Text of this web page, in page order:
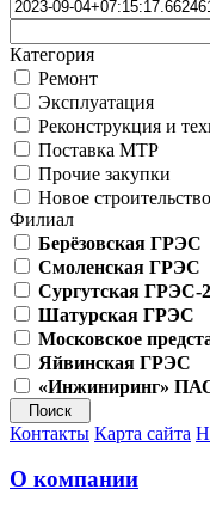
Категория
Ремонт
Эксплуатация
Реконструкция и
Поставка МТР
Прочие закупки
Новое строительство
Филиал
Берёзовская ГРЭС
Смоленская ГРЭС
Сургутская ГРЭС-2
Шатурская ГРЭС
Московское
Яйвинская ГРЭС
«Инжиниринг»
Контакты Карта сайта
О компании